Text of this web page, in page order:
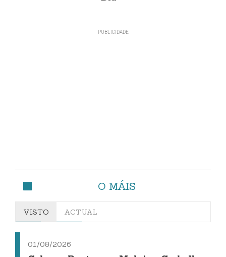
O MÁIS
VISTO ACTUAL
01/08/2026